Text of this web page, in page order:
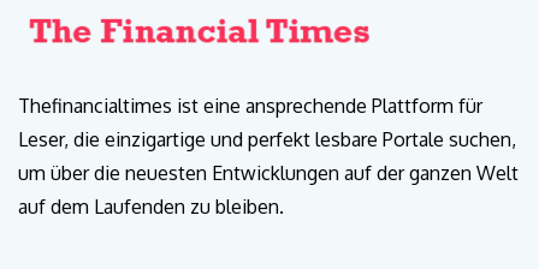
Thefinancialtimes ist eine ansprechende Plattform für
Leser, die einzigartige und perfekt lesbare Portale suchen,
um über die neuesten Entwicklungen auf der ganzen Welt
auf dem Laufenden zu bleiben.